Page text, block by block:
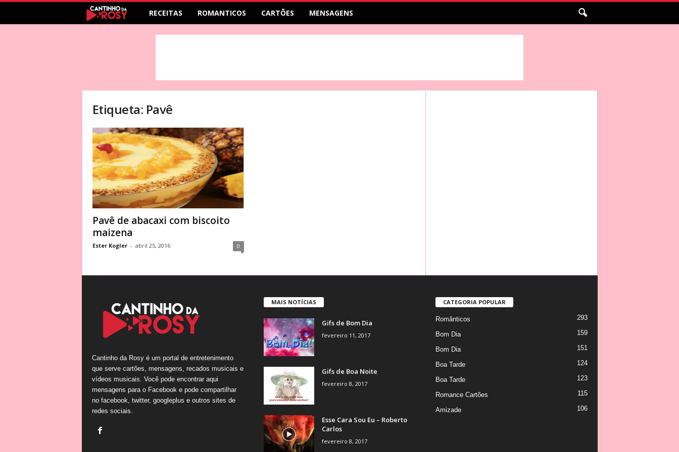
RECEITAS ROMANTICOS CARTÕES MENSAGENS
Etiqueta: Pavê
Pavê de abacaxi com biscoito
maizena
Ester Kogler - abril 25, 2016 0
Cantinho da Rosy é um portal de entretenimento
que serve cartões, mensagens, recados musicais e
vídeos musicais. Você pode encontrar aqui
mensagens para o Facebook e pode compartilhar
no facebook, twitter, googleplus e outros sites de
redes sociais.
MAIS NOTÍCIAS
Gifs de Bom Dia
fevereiro 11, 2017
Gifs de Boa Noite
fevereiro 8, 2017
Esse Cara Sou Eu – Roberto
Carlos
fevereiro 8, 2017
CATEGORIA POPULAR
Românticos 293
Bom Dia 159
Bom Dia 151
Boa Tarde 124
Boa Tarde 123
Romance Cartões 115
Amizade 106